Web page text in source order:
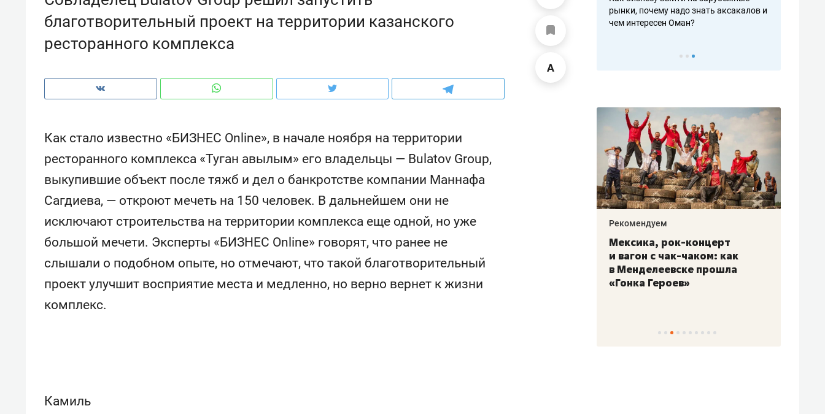
благотворительный проект на территории казанского
ресторанного комплекса
Как стало известно «БИЗНЕС Online», в начале ноября на территории
ресторанного комплекса «Туган авылым» его владельцы — Bulatov Group,
выкупившие объект после тяжб и дел о банкротстве компании Маннафа
Сагдиева, — откроют мечеть на 150 человек. В дальнейшем они не
исключают строительства на территории комплекса еще одной, но уже
большой мечети. Эксперты «БИЗНЕС Online» говорят, что ранее не
слышали о подобном опыте, но отмечают, что такой благотворительный
проект улучшит восприятие места и медленно, но верно вернет к жизни
комплекс.
Камиль
рынки, почему надо знать аксакалов и
чем интересен Оман?
о трехкратном росте цен, дотошных
клиентах и чудных запросах мастеров налогах и развитии без кредитов
рынки, почему надо знать аксакалов и
чем интересен Оман?
Рекомендуем
Как ГК «МИР ГРУПП» и ВТБ
создают оазис жилого
комфорта под Казанью
Рекомендуем
150 камер до квартиры и Face
ID вместо ключа: какой будет
безопасность в ЖК «Нова»
Рекомендуем
Опыт выживания в дикой
природе, работа
с ментальным и физическим
состоянием как основа
Рекомендуем
Мексика, рок-концерт
и вагон с чак-чаком: как
в Менделеевске прошла
«Гонка Героев»